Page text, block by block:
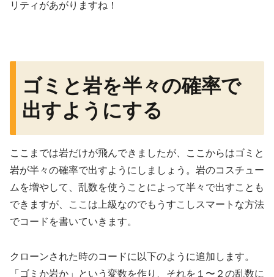
リティがあがりますね！
ゴミと岩を半々の確率で
出すようにする
ここまでは岩だけが飛んできましたが、ここからはゴミと
岩が半々の確率で出すようにしましょう。岩のコスチュー
ムを増やして、乱数を使うことによって半々で出すことも
できますが、ここは上級なのでもうすこしスマートな方法
でコードを書いていきます。
クローンされた時のコードに以下のように追加します。
「ゴミか岩か」という変数を作り、それを１〜２の乱数に